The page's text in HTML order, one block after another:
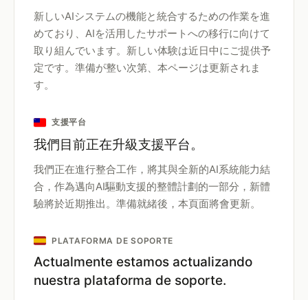
新しいAIシステムの機能と統合するための作業を進
めており、AIを活用したサポートへの移行に向けて
取り組んでいます。新しい体験は近日中にご提供予
定です。準備が整い次第、本ページは更新されま
す。
支援平台
我們目前正在升級支援平台。
我們正在進行整合工作，將其與全新的AI系統能力結
合，作為邁向AI驅動支援的整體計劃的一部分，新體
驗將於近期推出。準備就緒後，本頁面將會更新。
PLATAFORMA DE SOPORTE
Actualmente estamos actualizando
nuestra plataforma de soporte.